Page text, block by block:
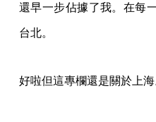
還早一步佔據了我。在每
台北。
好啦但這專欄還是關於上海